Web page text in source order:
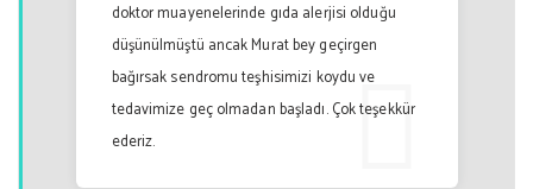
doktor muayenelerinde gıda alerjisi olduğu
düşünülmüştü ancak Murat bey geçirgen
bağırsak sendromu teşhisimizi koydu ve
tedavimize geç olmadan başladı. Çok teşekkür
ederiz.